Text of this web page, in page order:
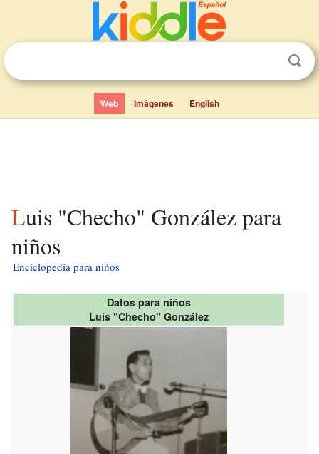
Web Imágenes English
Luis "Checho" González para
niños
Enciclopedia para niños
Datos para niños
Luis "Checho" González